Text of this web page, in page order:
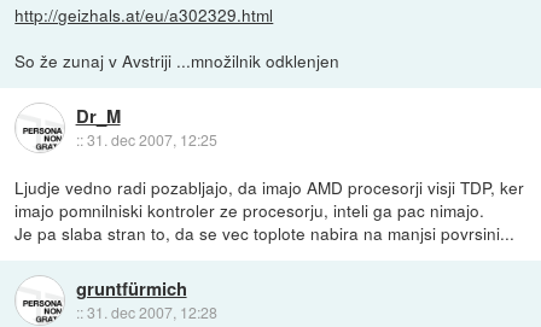
http://geizhals.at/eu/a302329.html
So že zunaj v Avstriji ...množilnik odklenjen
Dr_M
::31. dec 2007, 12:25
Ljudje vedno radi pozabljajo, da imajo AMD procesorji visji TDP, ker
imajo pomnilniski kontroler ze procesorju, inteli ga pac nimajo.
Je pa slaba stran to, da se vec toplote nabira na manjsi povrsini...
gruntfürmich
::31. dec 2007, 12:28